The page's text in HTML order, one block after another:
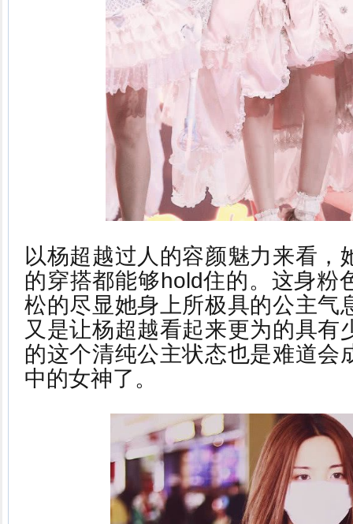
以杨超越过人的容颜魅力来看，
的穿搭都能够hold住的。这身粉
松的尽显她身上所极具的公主气
又是让杨超越看起来更为的具有
的这个清纯公主状态也是难道会
中的女神了。